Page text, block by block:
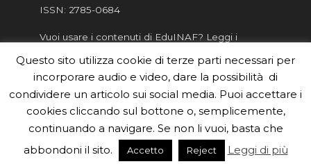
ISSN: 2785-0684
Vuoi usare i contenuti di EduINAF? Leggi i
Informativa sulla Privacy
Informatva sui Cookie
Per la rubrica de l'Astronomo risponde, per
inviarci le tue foto o i tuoi contributi, scrivici a
redazione.edu [chiocciola] inaf.it oppure
il form
Questo sito utilizza cookie di terze parti necessari per
incorporare audio e video, dare la possibilità di
condividere un articolo sui social media. Puoi accettare i
cookies cliccando sul bottone o, semplicemente,
continuando a navigare. Se non li vuoi, basta che
abbondoni il sito.
Accetto Reject Leggi di più